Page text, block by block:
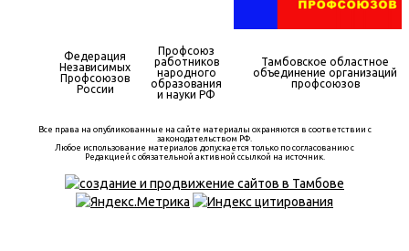
Федерация
Независимых
Профсоюзов
России
Профсоюз
работников
народного
образования
и науки РФ
Тамбовское областное
объединение организаций
профсоюзов
Все права на опубликованные на сайте материалы охраняются в соответствии с
законодательством РФ.
Любое использование материалов допускается только по согласованию с
Редакцией с обязательной активной ссылкой на источник.